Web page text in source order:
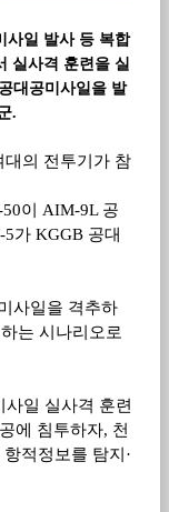
사일 발사 등 복합
실사격 훈련을 실
공대공미사일을 발
.
대의 전투기가 참
이 AIM-9L 공
5가KGGB 공대
사일을 격추하
는 시나리오로
사일 실사격 훈련
에 침투하자, 천
적정보를 탐지 ·